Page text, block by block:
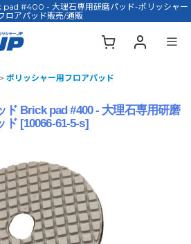
pad #400 - 大理石専用研磨パッド-ポリッシャー
ロアパッド販売/通販
> ポリッシャー用フロアパッド
ド Brick pad #400 - 大理石専用研磨
ド [10066-61-5-s]